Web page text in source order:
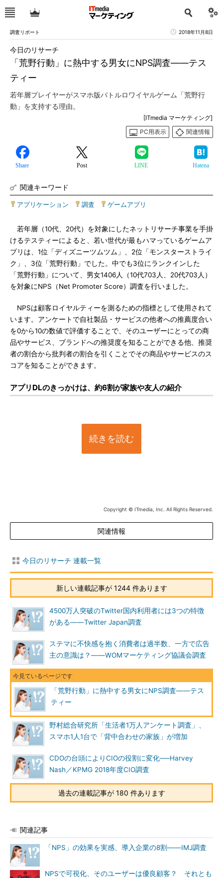
調査リポート 2018年11月8日
「荒野行動」に熱中する男女にNPS調査――テス
ティー
今日のリサーチ
若年層プレイヤーがスマホ版バトルロワイヤルゲーム「荒野行
動」を支持する理由。
[ITmedia マーケティング]
PC用表示
関連情報
Share Post LINE Hatena
関連キーワード
アプリケーション 調査 ゲームアプリ
若年層（10代、20代）を対象にしたネットリサーチ事業を手掛
けるテスティーによると、若い世代が最もハマっているゲームア
プリは、1位「ディズニーツムツム」、2位「モンスターストライ
ク」、3位「荒野行動」でした。中でも3位にランクインした
「荒野行動」について、男女1406人（10代703人、20代703人）
を対象にNPS（Net Promoter Score）調査を行いました。
NPSは顧客ロイヤルティーを測るための指標として使用されて
います。アンケートで自社製品・サービスの他者への推薦度合い
を0から10の数値で評価することで、そのユーザーにとっての商
品やサービス、ブランドへの推奨度を知ることができる他、推奨
者の割合から批判者の割合を引くことでその商品やサービスのス
コアを知ることができます。
アプリDLのきっかけは、約6割が家族や友人の紹介
続きを読む
Copyright © ITmedia, Inc. All Rights Reserved.
関連情報
今日のリサーチ 連載一覧
新しい連載記事が 1244 件あります
4500万人突破のTwitter国内利用者には3つの特徴
がある――Twitter Japan調査
ステマに不快感を抱く消費者は過半数、一方で広告
主の意識は？――WOMマーケティング協議会調査
「荒野行動」に熱中する男女にNPS調査――テス
ティー
野村総合研究所「生活者1万人アンケート調査」、
スマホ1人1台で「背中合わせの家族」が増加
CDOの台頭によりCIOの役割に変化──Harvey
Nash／KPMG 2018年度CIO調査
過去の連載記事が 180 件あります
関連記事
「NPS」の効果を実感、導入企業の8割――IMJ調査
NPSで可視化、そのユーザーは優良顧客？ それとも